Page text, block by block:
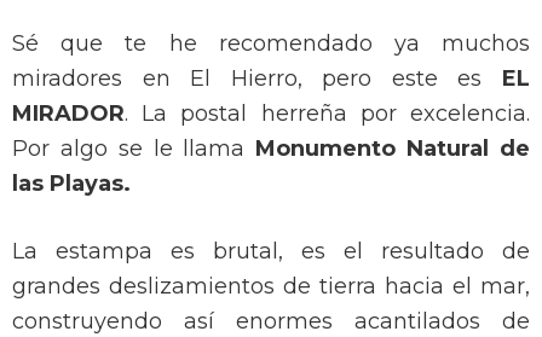
Sé que te he recomendado ya muchos
miradores en El Hierro, pero este es EL
MIRADOR. La postal herreña por excelencia.
Por algo se le llama Monumento Natural de
las Playas.
La estampa es brutal, es el resultado de
grandes deslizamientos de tierra hacia el mar,
construyendo así enormes acantilados de